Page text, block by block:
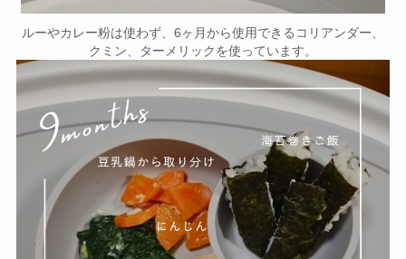
ルーやカレー粉は使わず、6ヶ月から使用できるコリアンダー、
クミン、ターメリックを使っています。